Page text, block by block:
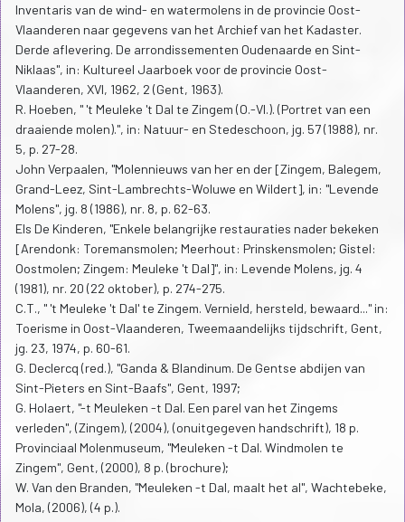
Inventaris van de wind- en watermolens in de provincie Oost-
Vlaanderen naar gegevens van het Archief van het Kadaster.
Derde aflevering. De arrondissementen Oudenaarde en Sint-
Niklaas", in: Kultureel Jaarboek voor de provincie Oost-
Vlaanderen, XVI, 1962, 2 (Gent, 1963).
R. Hoeben, " 't Meuleke 't Dal te Zingem (O.-Vl.). (Portret van een
draaiende molen).", in: Natuur- en Stedeschoon, jg. 57 (1988), nr.
5, p. 27-28.
John Verpaalen, "Molennieuws van her en der [Zingem, Balegem,
Grand-Leez, Sint-Lambrechts-Woluwe en Wildert], in: "Levende
Molens", jg. 8 (1986), nr. 8, p. 62-63.
Els De Kinderen, "Enkele belangrijke restauraties nader bekeken
[Arendonk: Toremansmolen; Meerhout: Prinskensmolen; Gistel:
Oostmolen; Zingem: Meuleke 't Dal]", in: Levende Molens, jg. 4
(1981), nr. 20 (22 oktober), p. 274-275.
C.T., " 't Meuleke 't Dal' te Zingem. Vernield, hersteld, bewaard..." in:
Toerisme in Oost-Vlaanderen, Tweemaandelijks tijdschrift, Gent,
jg. 23, 1974, p. 60-61.
G. Declercq (red.), "Ganda & Blandinum. De Gentse abdijen van
Sint-Pieters en Sint-Baafs", Gent, 1997;
G. Holaert, "-t Meuleken -t Dal. Een parel van het Zingems
verleden", (Zingem), (2004), (onuitgegeven handschrift), 18 p.
Provinciaal Molenmuseum, "Meuleken -t Dal. Windmolen te
Zingem", Gent, (2000), 8 p. (brochure);
W. Van den Branden, "Meuleken -t Dal, maalt het al", Wachtebeke,
Mola, (2006), (4 p.).